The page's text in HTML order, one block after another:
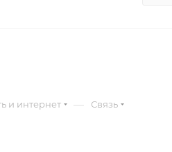
и интернет — Связь